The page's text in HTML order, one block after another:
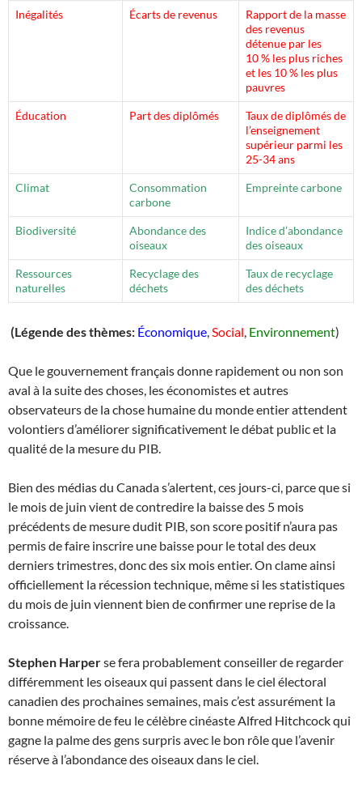
Inégalités Écarts de revenus
Rapport de la masse
des revenus
détenue par les
10 % les plus riches
et les 10 % les plus
pauvres
Éducation Part des diplômés
Taux de diplômés de
l’enseignement
supérieur parmi les
25-34 ans
Climat
Consommation
carbone
Empreinte carbone
Biodiversité
Abondance des
oiseaux
Indice d’abondance
des oiseaux
Ressources
naturelles
Recyclage des
déchets
Taux de recyclage
des déchets
(Légende des thèmes: Économique,Social, Environnement)
Que le gouvernement français donne rapidement ou non son
aval à la suite des choses, les économistes et autres
observateurs de la chose humaine du monde entier attendent
volontiers d’améliorer significativement le débat public et la
qualité de la mesure du PIB.
Bien des médias du Canada s’alertent, ces jours-ci, parce que si
le mois de juin vient de contredire la baisse des 5 mois
précédents de mesure dudit PIB, son score positif n’aura pas
permis de faire inscrire une baisse pour le total des deux
derniers trimestres, donc des six mois entier. On clame ainsi
officiellement la récession technique, même si les statistiques
du mois de juin viennent bien de confirmer une reprise de la
croissance.
Stephen Harperse fera probablement conseiller de regarder
différemment les oiseaux qui passent dans le ciel électoral
canadien des prochaines semaines, mais c’est assurément la
bonne mémoire de feu le célèbre cinéaste Alfred Hitchcock qui
gagne la palme des gens surpris avec le bon rôle que l’avenir
réserve à l’abondance des oiseaux dans le ciel.